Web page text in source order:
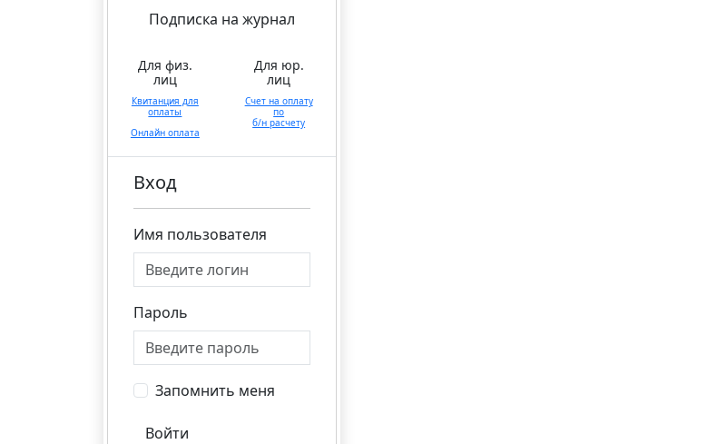
Подписка на журнал
Для физ.
лиц
Квитанция для
оплаты
Онлайн оплата
Для юр.
лиц
Счет на оплату
по
б/н расчету
Вход
Имя пользователя
Пароль
Запомнить меня
Войти